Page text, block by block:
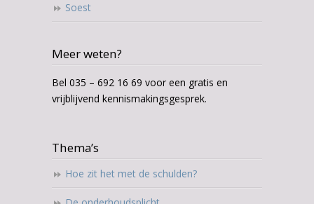
Soest
Meer weten?
Bel 035 – 692 16 69 voor een gratis en
vrijblijvend kennismakingsgesprek.
Thema’s
Hoe zit het met de schulden?